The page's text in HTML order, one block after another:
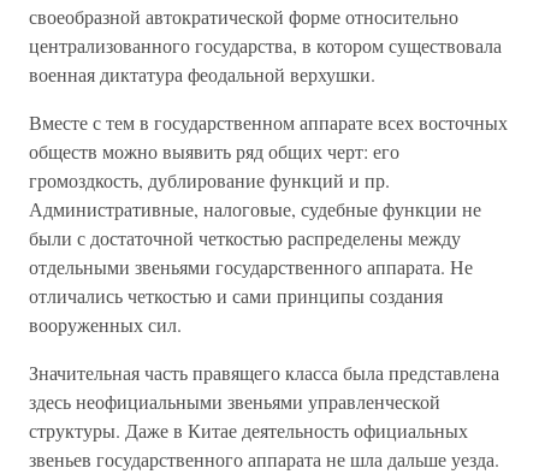
своеобразной автократической форме относительно
централизованного государства, в котором существовала
военная диктатура феодальной верхушки.
Вместе с тем в государственном аппарате всех восточных
обществ можно выявить ряд общих черт: его
громоздкость, дублирование функций и пр.
Административные, налоговые, судебные функции не
были с достаточной четкостью распределены между
отдельными звеньями государственного аппарата. Не
отличались четкостью и сами принципы создания
вооруженных сил.
Значительная часть правящего класса была представлена
здесь неофициальными звеньями управленческой
структуры. Даже в Китае деятельность официальных
звеньев государственного аппарата не шла дальше уезда.